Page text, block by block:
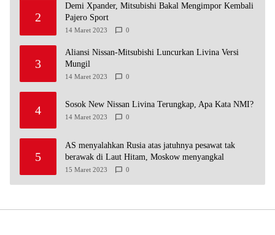
2
Demi Xpander, Mitsubishi Bakal Mengimpor Kembali
Pajero Sport
14 Maret 2023 0
3
Aliansi Nissan-Mitsubishi Luncurkan Livina Versi
Mungil
14 Maret 2023 0
4 Sosok New Nissan Livina Terungkap, Apa Kata NMI?
14 Maret 2023 0
5
AS menyalahkan Rusia atas jatuhnya pesawat tak
berawak di Laut Hitam, Moskow menyangkal
15 Maret 2023 0